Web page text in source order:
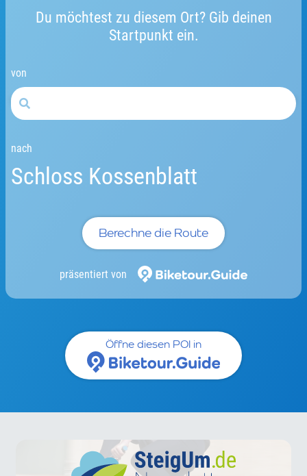
Du möchtest zu diesem Ort? Gib deinen
Startpunkt ein.
von
nach
Schloss Kossenblatt
Berechne die Route
präsentiert von
Öffne diesen POI in